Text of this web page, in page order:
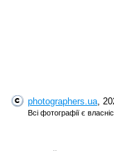
photographers.ua,
Всі фотографії є